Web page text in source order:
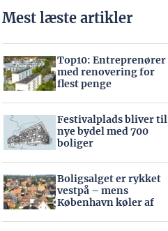
Mest læste artikler
Top10: Entreprenører
med renovering for
flest penge
Festivalplads bliver til
nye bydel med 700
boliger
Boligsalget er rykket
vestpå – mens
København køler af